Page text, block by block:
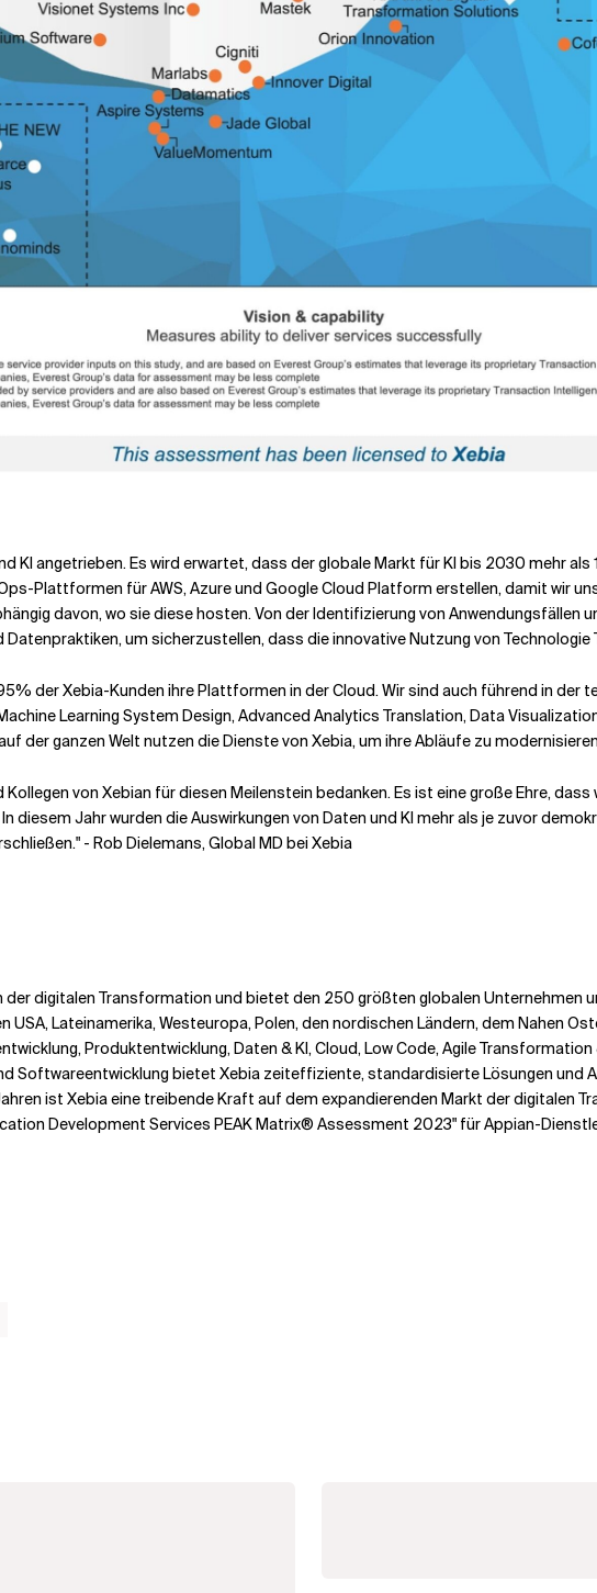
KI angetrieben. Es wird erwartet, dass der globale Markt für KI bis 2030 mehr als
Plattformen für AWS, Azure und Google Cloud Platform erstellen, damit wir
davon, wo sie diese hosten. Von der Identifizierung von Anwendungsfällen
um sicherzustellen, dass die innovative Nutzung von Technologie
der Xebia-Kunden ihre Plattformen in der Cloud. Wir sind auch führend in der
Learning System Design, Advanced Analytics Translation, Data
der ganzen Welt nutzen die Dienste von Xebia, um ihre Abläufe zu
von Xebian für diesen Meilenstein bedanken. Es ist eine große Ehre,
diesem Jahr wurden die Auswirkungen von Daten und KI mehr als je zuvor
- Rob Dielemans, Global MD bei Xebia
digitalen Transformation und bietet den 250 größten globalen Unternehmen
USA, Lateinamerika, Westeuropa, Polen, den nordischen Ländern, dem Nahen
Produktentwicklung, Daten & KI, Cloud, Low Code, Agile
Softwareentwicklung bietet Xebia zeiteffiziente, standardisierte Lösungen und
ist Xebia eine treibende Kraft auf dem expandierenden Markt der digitalen
Development Services PEAK Matrix® Assessment 2023" für Appian-